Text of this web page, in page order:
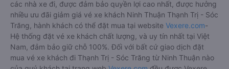
các nhà xe đi, được đảm bảo quyền lợi cao nhất, được hưởng
nhiều ưu đãi giảm giá vé xe khách Ninh Thuận Thạnh Trị - Sóc
Trăng, hành khách có thể đặt mua tại website Vexere.com-
Hệ thống đặt vé xe khách chất lượng, và uy tín nhất tại Việt
Nam, đảm bảo giữ chỗ 100%. Đối với bất cứ giao dịch đặt
mua vé xe khách đi Thạnh Trị - Sóc Trăng từ Ninh Thuận nào